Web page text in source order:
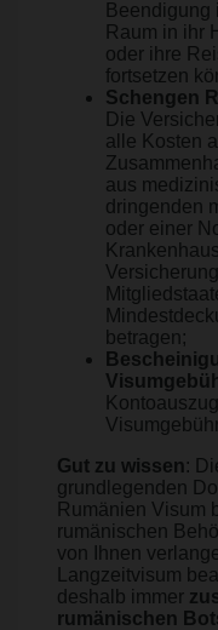
Beendigung
Raum in ihr
oder ihre
fortsetzen
Schengen
Die
alle Kosten
aus
dringenden
oder einer
betragen;
Gut zu wissen:
grundlegenden
Rumänien Visum
rumänischen
von Ihnen
Langzeitvisum
deshalb immer
rumänischen